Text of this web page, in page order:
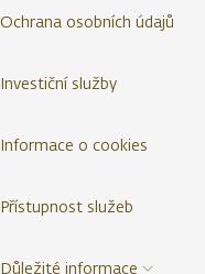
Ochrana osobních údajů
Investiční služby
Informace o cookies
Přístupnost služeb
Důležité informace